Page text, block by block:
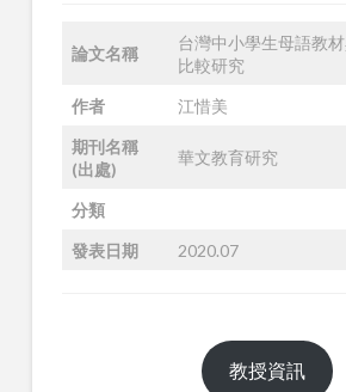
論文名稱
台灣中小學生母語教
比較研究
作者
江惜美
期刊名稱
(出處)
華文教育研究
分類
發表日期
2020.07
教授資訊